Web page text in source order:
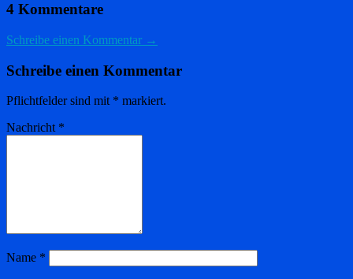
4 Kommentare
Schreibe einen Kommentar →
Schreibe einen Kommentar
Pflichtfelder sind mit * markiert.
Nachricht *
Name *